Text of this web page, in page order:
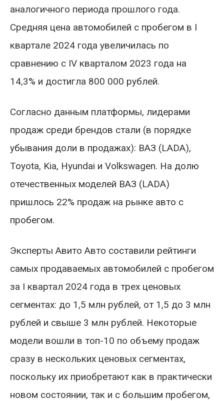
аналогичного периода прошлого года.
Средняя цена автомобилей с пробегом в I
квартале 2024 года увеличилась по
сравнению с IV кварталом 2023 года на
14,3% и достигла 800 000 рублей.
Согласно данным платформы, лидерами
продаж среди брендов стали (в порядке
убывания доли в продажах): ВАЗ (LADA),
Toyota, Kia, Hyundai и Volkswagen. На долю
отечественных моделей ВАЗ (LADA)
пришлось 22% продаж на рынке авто с
пробегом.
Эксперты Авито Авто составили рейтинги
самых продаваемых автомобилей с пробегом
за I квартал 2024 года в трех ценовых
сегментах: до 1,5 млн рублей, от 1,5 до 3 млн
рублей и свыше 3 млн рублей. Некоторые
модели вошли в топ-10 по объему продаж
сразу в нескольких ценовых сегментах,
поскольку их приобретают как в практически
новом состоянии, так и с большим пробегом,